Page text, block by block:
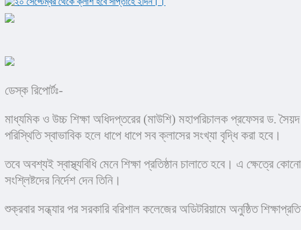
ডেস্ক রিপোর্টঃ-
মাধ্যমিক ও উচ্চ শিক্ষা অধিদপ্তরের (মাউশি) মহাপরিচালক প্রফেসর ড.
পরিস্থিতি স্বাভাবিক হলে ধাপে ধাপে সব ক্লাসের সংখ্যা বৃদ্ধি করা হবে।
তবে অবশ্যই স্বাস্থ্যবিধি মেনে শিক্ষা প্রতিষ্ঠান চালাতে হবে। এ ক্ষেত্রে
সংশ্লিষ্টদের নির্দেশ দেন তিনি।
শুক্রবার সন্ধ্যার পর সরকারি বরিশাল কলেজের অডিটরিয়ামে অনুষ্ঠিত